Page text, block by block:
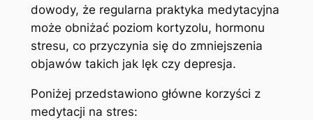
dowody, że regularna praktyka medytacyjna
może obniżać poziom kortyzolu, hormonu
stresu, co przyczynia się do zmniejszenia
objawów takich jak lęk czy depresja.
Poniżej przedstawiono główne korzyści z
medytacji na stres: